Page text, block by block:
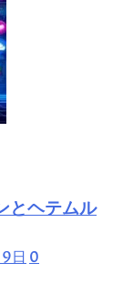
とヘテムル
日 0